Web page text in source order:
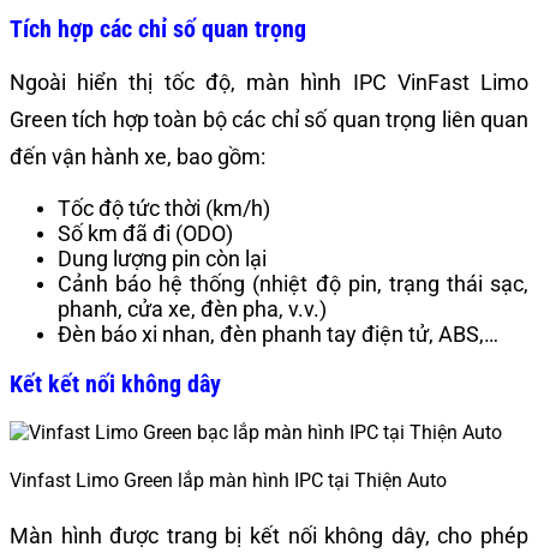
Tích hợp các chỉ số quan trọng
Ngoài hiển thị tốc độ, màn hình IPC VinFast Limo
Green tích hợptoàn bộ các chỉ số quan trọng liên quan
đến vận hành xe, bao gồm:
Tốc độ tức thời (km/h)
Số km đã đi (ODO)
Dung lượng pin còn lại
Cảnh báo hệ thống (nhiệt độ pin, trạng thái sạc,
phanh, cửa xe, đèn pha, v.v.)
Đèn báo xi nhan, đèn phanh tay điện tử, ABS,…
Kết kết nối không dây
Vinfast Limo Green lắp màn hình IPC tại Thiện Auto
Màn hình được trang bị kết nối không dây, cho phép